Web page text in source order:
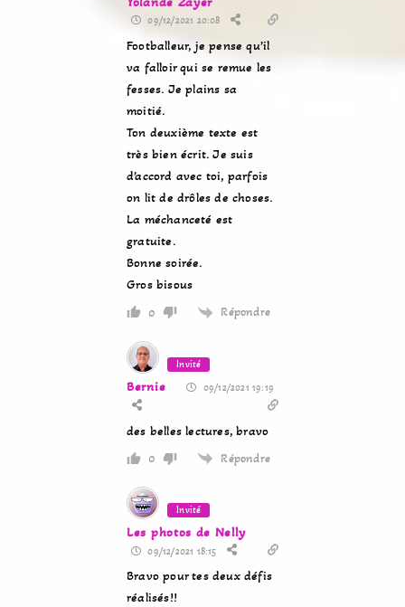
09/12/2021 20:08
Footballeur, je pense qu’il
va falloir qui se remue les
fesses. Je plains sa
moitié.
Ton deuxième texte est
très bien écrit. Je suis
d’accord avec toi, parfois
on lit de drôles de choses.
La méchanceté est
gratuite.
Bonne soirée.
Gros bisous
0 Répondre
Invité
Bernie 09/12/2021 19:19
des belles lectures, bravo
0 Répondre
Invité
Les photos de Nelly
09/12/2021 18:15
Bravo pour tes deux défis
réalisés!!